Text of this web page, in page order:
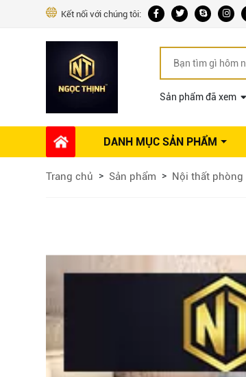
Kết nối với chúng tôi:
Sản phẩm đã xem
DANH MỤC SẢN PHẨM
Phụ kiện Nội thất
Ổ khóa tủ
Bếp từ-Bếp hồng ngoại
Ray trượt – bản lề – tay nắm cửa
Dự án thi công
Trang chủ Sản phẩm Nội thất phòng